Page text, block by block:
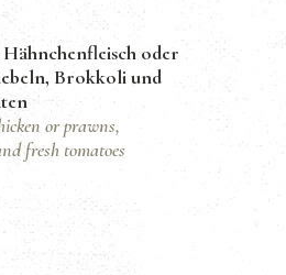
oder
Brokkoli und
or prawns,
fresh tomatoes